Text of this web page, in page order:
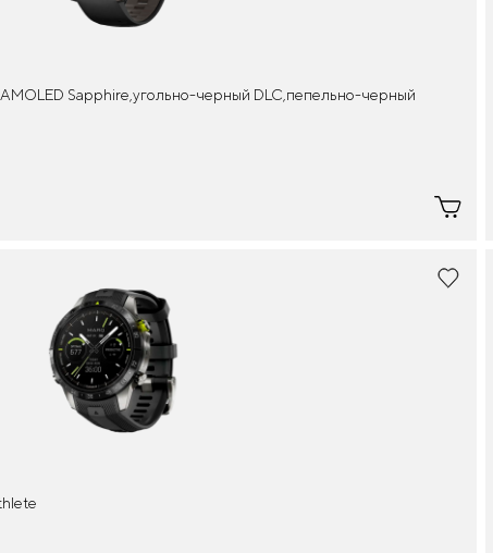
Sapphire,угольно-черный DLC,пепельно-черный